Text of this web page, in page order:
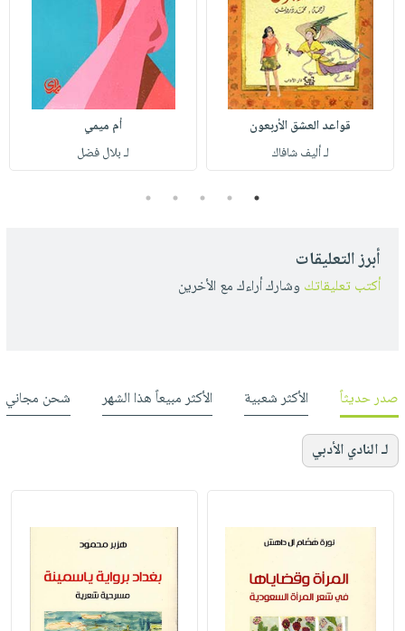
قواعد العشق الأربعون
لـ أليف شافاك
أم ميمي
لـ بلال فضل
1
2
3
4
5
أبرز التعليقات
أكتب تعليقاتك وشارك أراءك مع الأخرين
صدر حديثاً الأكثر شعبية الأكثر مبيعاً هذا الشهر شحن مجاني
لـ النادي الأدبي